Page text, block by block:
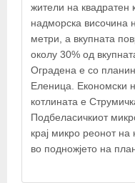
жители на квадратен
надморска височина
метри, а вкупната
околу 30% од
Оградена е со
Еленица. Економски
котлината е
Подбеласичкиот
крај микро реонот
во подножјето на